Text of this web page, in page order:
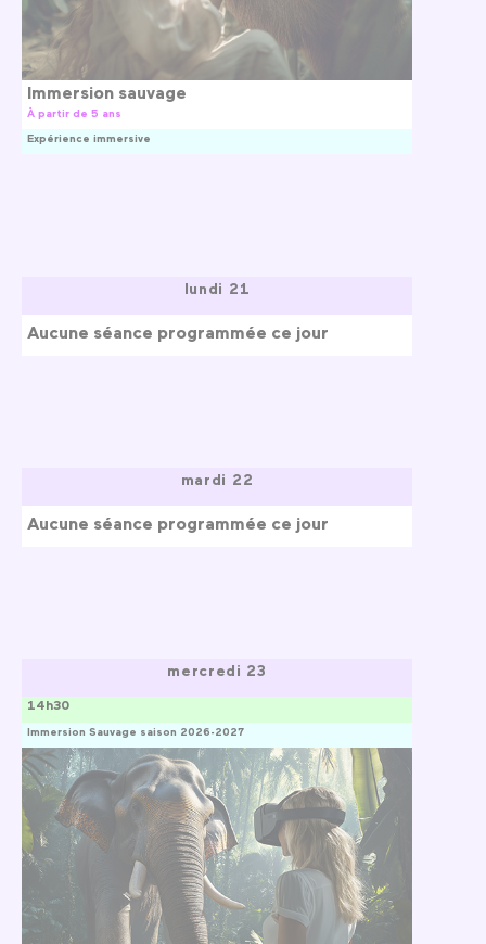
Immersion sauvage
À partir de 5 ans
Expérience immersive
lundi 21
Aucune séance programmée ce jour
mardi 22
Aucune séance programmée ce jour
mercredi 23
Immersion Sauvage saison 2026-2027
14h30